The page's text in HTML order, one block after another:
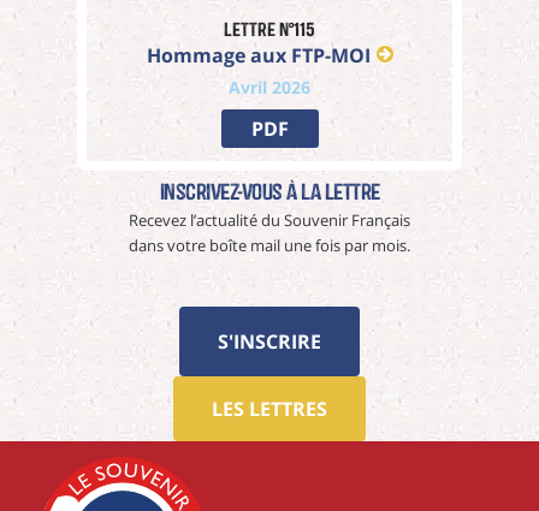
Lettre n°115
Hommage aux FTP-MOI
Avril 2026
PDF
Inscrivez-vous à La Lettre
Recevez l’actualité du Souvenir Français
dans votre boîte mail une fois par mois.
S'INSCRIRE
LES LETTRES